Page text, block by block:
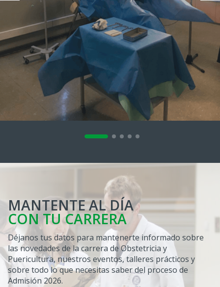
MANTENTE AL DÍA
CON TU CARRERA
Déjanos tus datos para mantenerte informado sobre
las novedades de la carrera de Obstetricia y
Puericultura, nuestros eventos, talleres prácticos y
sobre todo lo que necesitas saber del proceso de
Admisión 2026.